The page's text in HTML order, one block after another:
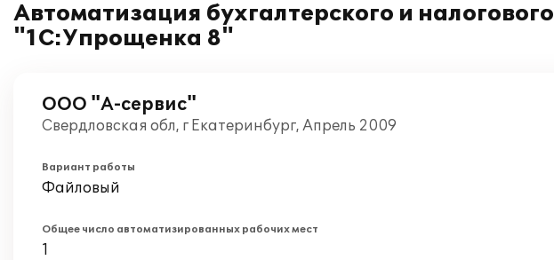
Автоматизация бухгалтерского и
"1С:Упрощенка 8"
ООО "А-сервис"
Свердловская обл, г Екатеринбург, Апрель 2009
Вариант работы
Файловый
Общее число автоматизированных рабочих мест
1